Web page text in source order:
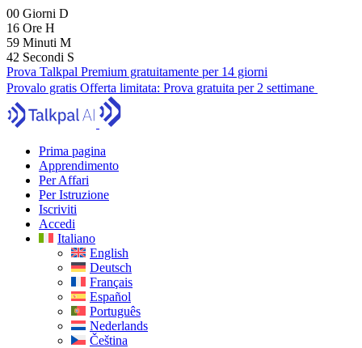
00 Giorni D
16 Ore H
59 Minuti M
41 Secondi S
Prova Talkpal Premium gratuitamente per 14 giorni
Provalo gratis Offerta limitata: Prova gratuita per 2 settimane
Prima pagina
Apprendimento
Per Affari
Per Istruzione
Iscriviti
Accedi
Italiano
English
Deutsch
Français
Español
Português
Nederlands
Čeština